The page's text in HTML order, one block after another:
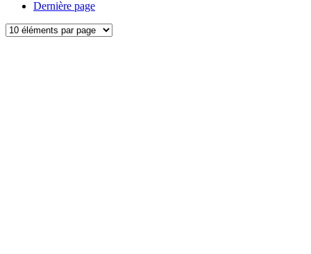
Dernière page